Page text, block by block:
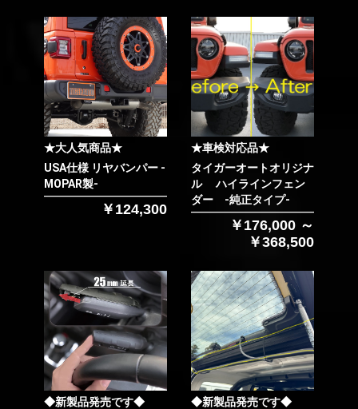
お買い物を続ける カートへ進む
★大人気商品★
USA仕様 リヤバンパー -
MOPAR製-
￥124,300
★車検対応品★
タイガーオートオリジナ
ル ハイラインフェン
ダー -純正タイプ-
￥176,000 ～
￥368,500
◆新製品発売です◆
◆新製品発売です◆